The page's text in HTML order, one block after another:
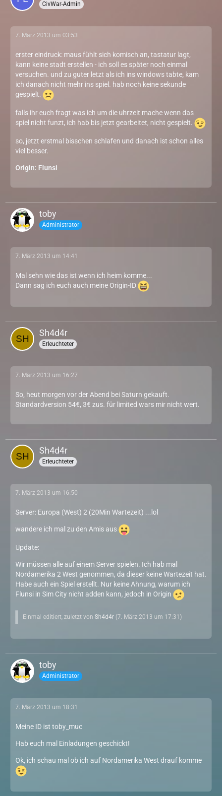
CivWar-Admin
7. März 2013 um 03:53
erster eindruck: maus fühlt sich komisch an, tastatur lagt,
kann keine stadt erstellen - ich soll es später noch einmal
versuchen. und zu guter letzt als ich ins windows tabte, kam
ich danach nicht mehr ins spiel. hab noch keine sekunde
gespielt.
falls ihr euch fragt was ich um die uhrzeit mache wenn das
spiel nicht funzt, ich hab bis jetzt gearbeitet, nicht gespielt.
so, jetzt erstmal bisschen schlafen und danach ist schon alles
viel besser.
Origin: Flunsi
toby
Administrator
7. März 2013 um 14:41
Mal sehn wie das ist wenn ich heim komme...
Dann sag ich euch auch meine Origin-ID
Sh4d4r
Erleuchteter
7. März 2013 um 16:27
So, heut morgen vor der Abend bei Saturn gekauft.
Standardversion 54€, 3€ zus. für limited wars mir nicht wert.
Sh4d4r
Erleuchteter
7. März 2013 um 16:50
Server: Europa (West) 2 (20Min Wartezeit) ...lol
wandere ich mal zu den Amis aus
Update:
Wir müssen alle auf einem Server spielen. Ich hab mal
Nordamerika 2 West genommen, da dieser keine Wartezeit hat.
Habe auch ein Spiel erstellt. Nur keine Ahnung, warum ich
Flunsi in Sim City nicht adden kann, jedoch in Origin
Einmal editiert, zuletzt von Sh4d4r (7. März 2013 um 17:31 )
toby
Administrator
7. März 2013 um 18:31
Meine ID ist toby_muc
Hab euch mal Einladungen geschickt!
Ok, ich schau mal ob ich auf Nordamerika West drauf komme